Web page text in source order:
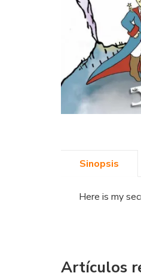
Sinopsis
Here is my
Artículos